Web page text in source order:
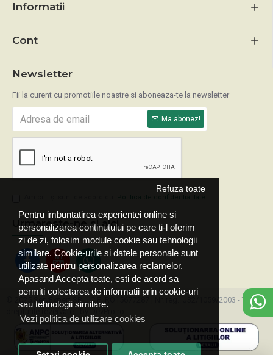
Pentru imbuntatirea experientei online si
personalizarea continutului pe care ti-l oferim
zi de zi, folosim module cookie sau tehnologii
similare. Cookie-urile si datele personale sunt
utilizate pentru personalizarea reclamelor.
Apasand Accepta toate, esti de acord sa
permiti colectarea de informatii prin cookie-uri
sau tehnologii similare.
Vezi politica de utilizare cookies
Refuza toate
Informatii
Cont
Newsletter
Fii la curent cu promotiile noastre si aboneaza-te la newsletter
Ma abonez!
Urmareste-ne si aici
© 2025 ServExpert SRL, CIF: RO15677287 | Nr. reg.: J32/1059/2003 - Toate
drepturile rezervate - by DevPro.ro